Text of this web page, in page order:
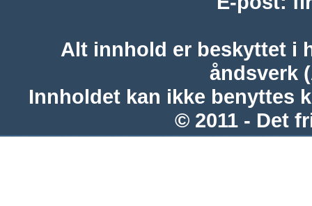
Alt innhold er beskyttet i
åndsverk
Innholdet kan ikke benyttes
© 2011 - Det